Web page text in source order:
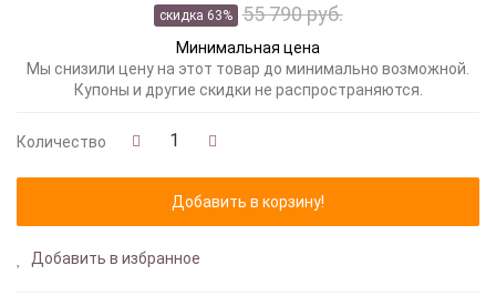
скидка 63% 55 790 руб.
Минимальная цена
Мы снизили цену на этот товар до минимально возможной.
Купоны и другие скидки не распространяются.
Количество
Добавить в избранное